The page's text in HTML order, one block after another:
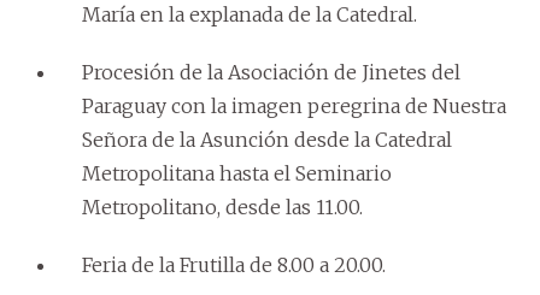
María en la explanada de la Catedral.
Procesión de la Asociación de Jinetes del
Paraguay con la imagen peregrina de Nuestra
Señora de la Asunción desde la Catedral
Metropolitana hasta el Seminario
Metropolitano, desde las 11.00.
Feria de la Frutilla de 8.00 a 20.00.